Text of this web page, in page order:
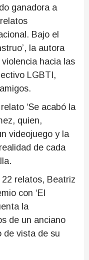
ganadora a
Bajo el
la autora
hacia las
LGBTI,
‘Se acabó la
quien,
videojuego y la
de cada
relatos, Beatriz
con ‘El
la
de un anciano
de vista de su